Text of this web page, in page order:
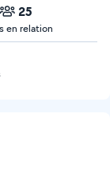
25
en relation